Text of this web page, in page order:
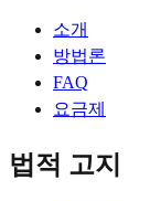
소개
방법론
FAQ
요금제
법적 고지